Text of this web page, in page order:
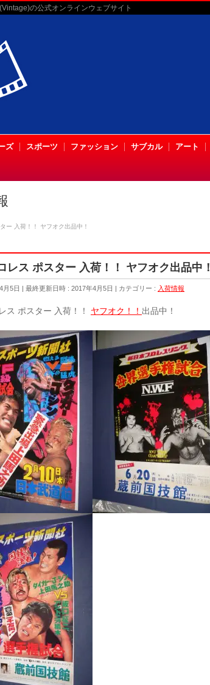
の公式オンラインウェブサイト
ズ スポーツ ファッション サブカル アート
ー 入荷！！ ヤフオク出品中！
レス ポスター 入荷！！ ヤフオク出品中！
月5日 最終更新日時 : 2017年4月5日 カテゴリー : 入荷情報
ス ポスター 入荷！！ ヤフオク！！ 出品中！